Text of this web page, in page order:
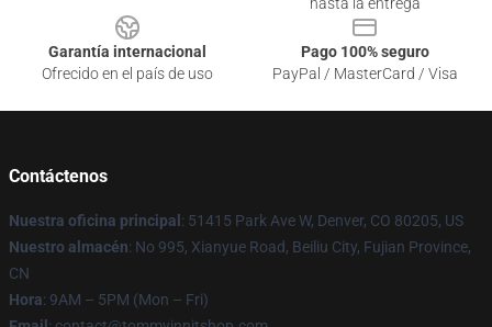
Garantía internacional
Ofrecido en el país de uso
Pago 100% seguro
PayPal / MasterCard / Visa
Contáctenos
Nuestra oficina principal : 51415 Park Ave W, Denver, CO 80205, US
Nuestro almacén: No 995, Xianyue Road, Beiliu City, Fujian Province,
CN
Hora: 9AM – 5PM (Mon – Fri)